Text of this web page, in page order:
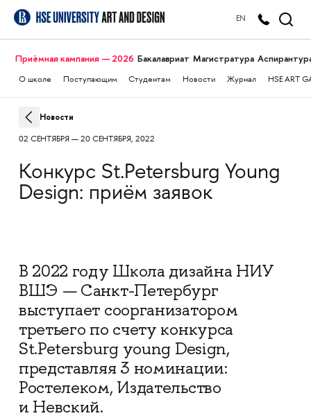
EN
Приёмная кампания — 2026 Бакалавриат Магистратура
О школе Поступающим Студентам Новости Журнал HSE ART
Новости
02 СЕНТЯБРЯ — 20 СЕНТЯБРЯ, 2022
Конкурс St.Petersburg Young
Design: приём заявок
В 2022 году Школа дизайна НИУ
ВШЭ — Санкт-Петербург
выступает соорганизатором
третьего по счету конкурса
St.Petersburg young Design,
представляя 3 номинации:
Ростелеком, Издательство
и Невский.